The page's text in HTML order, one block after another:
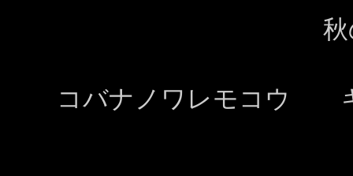
コバナノワレモコウ